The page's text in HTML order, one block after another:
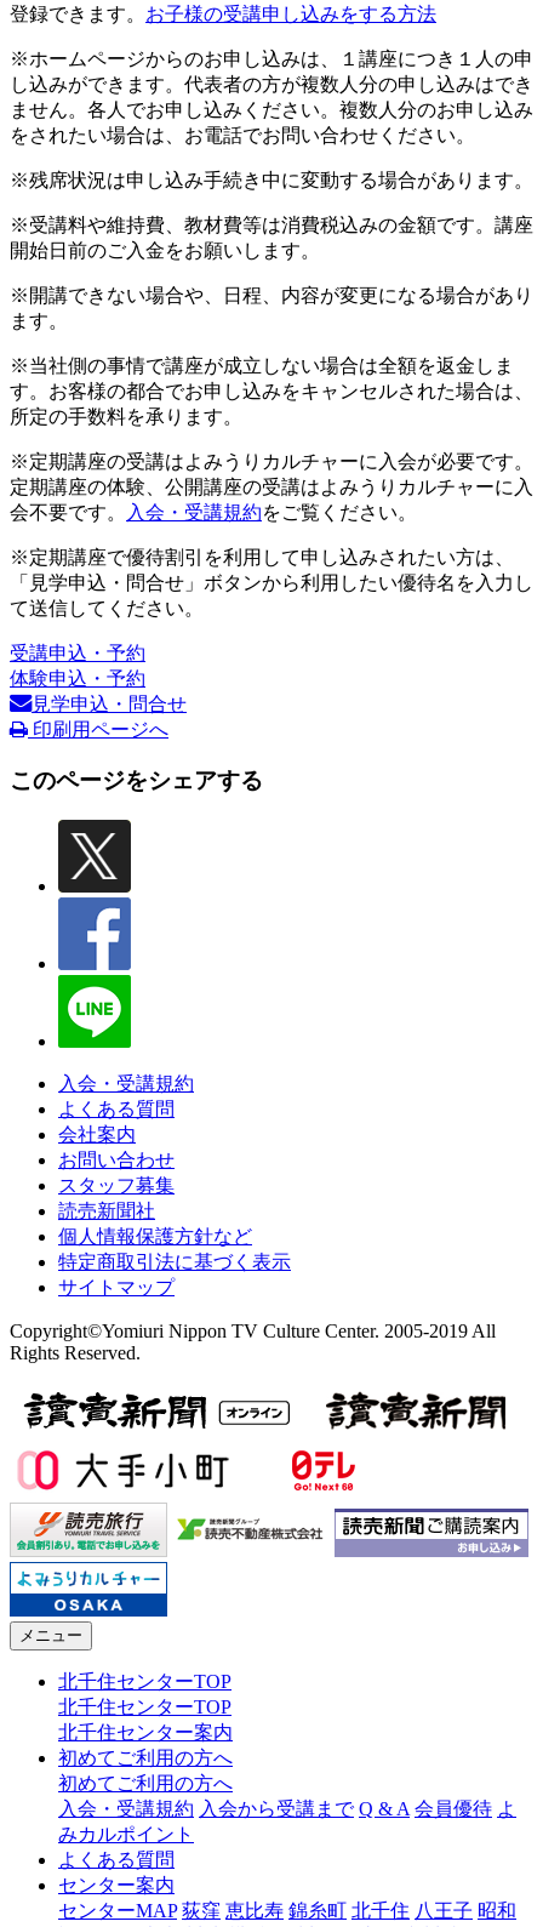
登録できます。 お子様の受講申し込みをする方法
※ホームページからのお申し込みは、１講座につき１人の申
し込みができます。代表者の方が複数人分の申し込みはでき
ません。各人でお申し込みください。複数人分のお申し込み
をされたい場合は、お電話でお問い合わせください。
※残席状況は申し込み手続き中に変動する場合があります。
※受講料や維持費、教材費等は消費税込みの金額です。講座
開始日前のご入金をお願いします。
※開講できない場合や、日程、内容が変更になる場合があり
ます。
※当社側の事情で講座が成立しない場合は全額を返金しま
す。お客様の都合でお申し込みをキャンセルされた場合は、
所定の手数料を承ります。
※定期講座の受講はよみうりカルチャーに入会が必要です。
定期講座の体験、公開講座の受講はよみうりカルチャーに入
会不要です。
入会・受講規約をご覧ください。
※定期講座で優待割引を利用して申し込みされたい方は、
「見学申込・問合せ」ボタンから利用したい優待名を入力し
て送信してください。
受講申込・予約
体験申込・予約
見学申込・問合せ
印刷用ページへ
このページをシェアする
入会・受講規約
よくある質問
会社案内
お問い合わせ
スタッフ募集
読売新聞社
個人情報保護方針など
特定商取引法に基づく表示
サイトマップ
Copyright©Yomiuri Nippon TV Culture Center. 2005-2019 All
Rights Reserved.
メニュー
北千住センターTOP
北千住センターTOP
北千住センター案内
初めてご利用の方へ
初めてご利用の方へ
入会・受講規約 入会から受講まで Q & A 会員優待 よ
みカルポイント
よくある質問
センター案内
センターMAP 荻窪 恵比寿 錦糸町 北千住 八王子 昭和